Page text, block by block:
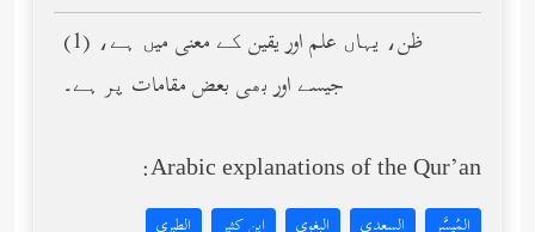
(1) ظن، یہاں علم اور یقین کے معنی میں ہے،
جیسے اور بھی بعض مقامات پر ہے۔
Arabic explanations of the Qur’an:
المُيسَّر السعدي البغوي ابن كثير الطبري